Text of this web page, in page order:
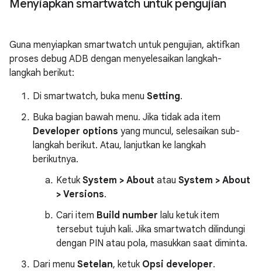
Menyiapkan smartwatch untuk pengujian
Guna menyiapkan smartwatch untuk pengujian, aktifkan
proses debug ADB dengan menyelesaikan langkah-
langkah berikut:
Di smartwatch, buka menu Setting.
Buka bagian bawah menu. Jika tidak ada item
Developer options yang muncul, selesaikan sub-
langkah berikut. Atau, lanjutkan ke langkah
berikutnya.
Ketuk System > About atau System > About
> Versions.
Cari item Build number lalu ketuk item
tersebut tujuh kali. Jika smartwatch dilindungi
dengan PIN atau pola, masukkan saat diminta.
Dari menu Setelan, ketuk Opsi developer.